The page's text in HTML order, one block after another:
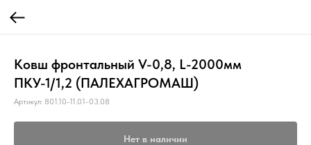
Ковш фронтальный V-0,8, L-2000мм
ПКУ-1/1,2 (ПАЛЕХАГРОМАШ)
Артикул: 801.10-11.01-03.08
Нет в наличии